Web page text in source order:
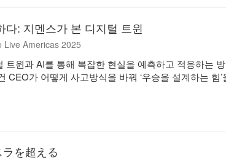
다: 지멘스가 본 디지털 트윈
Live Americas 2025
트윈과 AI를 통해 복잡한 현실을 예측하고 적응하는
CEO가 어떻게 사고방식을 바꿔 ‘우승을 설계하는 힘
を超える